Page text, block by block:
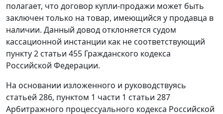
полагает, что договор купли-продажи может быть
заключен только на товар, имеющийся у продавца в
наличии. Данный довод отклоняется судом
кассационной инстанции как не соответствующий
пункту 2 статьи 455 Гражданского кодекса
Российской Федерации.
На основании изложенного и руководствуясь
статьей 286, пунктом 1 части 1 статьи 287
Арбитражного процессуального кодекса Российской